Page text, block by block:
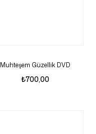
Muhteşem Güzellik DVD
₺700,00